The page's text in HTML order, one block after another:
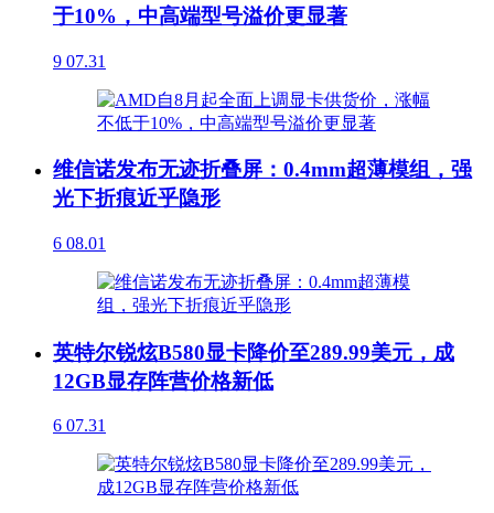
于10%，中高端型号溢价更显著
9 07.31
维信诺发布无迹折叠屏：0.4mm超薄模组，强
光下折痕近乎隐形
6 08.01
英特尔锐炫B580显卡降价至289.99美元，成
12GB显存阵营价格新低
6 07.31